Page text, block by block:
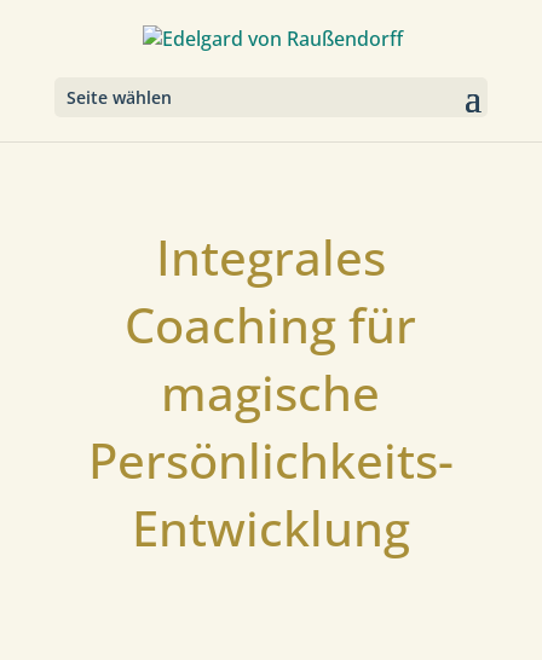
Seite wählen
Integrales
Coaching für
magische
Persönlichkeits-
Entwicklung